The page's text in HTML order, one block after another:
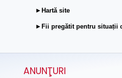
►Hartă site
►Fii pregătit pentru situații
ANUNŢURI